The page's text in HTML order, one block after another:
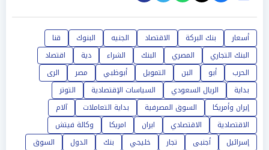
أسعار بنك البركة الاقتصاد الجنيه البنوك
قنا
البنك التجاري
المصري البنك الشراء دية
اقتصاد
الحرب
أبو البن التمويل أبوظبي مصر
الرى
بداية
الريال السعودي السياسات الإقتصادية
التوتر
إيران وأمريكا
السوق المصرفية بداية التعاملات
آلام
الاقتصادية
الاقتصادي ايران امريكا
وكالة فيتش
إسرائيل
أجنبى تجار خليجي بنك الدول
السوق